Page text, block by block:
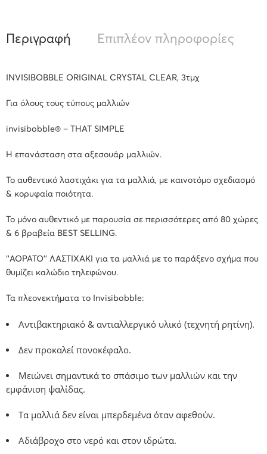
Περιγραφή Επιπλέον πληροφορίες
INVISIBOBBLE ORIGINAL CRYSTAL CLEAR, 3τμχ
Για όλους τους τύπους μαλλιών
invisibobble® – THAT SIMPLE
Η επανάσταση στα αξεσουάρ μαλλιών.
Το αυθεντικό λαστιχάκι για τα μαλλιά, με καινοτόμο σχεδιασμό
& κορυφαία ποιότητα.
Το μόνο αυθεντικό με παρουσία σε περισσότερες από 80 χώρες
& 6 βραβεία BEST SELLING.
‘’ΑΟΡΑΤΟ’’ ΛΑΣΤΙΧΑΚΙ για τα μαλλιά με το παράξενο σχήμα που
θυμίζει καλώδιο τηλεφώνου.
Τα πλεονεκτήματα το Invisibobble:
Αντιβακτηριακό & αντιαλλεργικό υλικό (τεχνητή ρητίνη).
Δεν προκαλεί πονοκέφαλο.
Μειώνει σημαντικά το σπάσιμο των μαλλιών και την
εμφάνιση ψαλίδας.
Τα μαλλιά δεν είναι μπερδεμένα όταν αφεθούν.
Αδιάβροχο στο νερό και στον ιδρώτα.